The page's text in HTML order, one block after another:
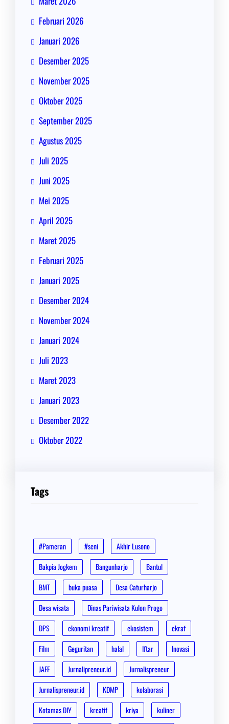
Februari 2026
Januari 2026
Desember 2025
November 2025
Oktober 2025
September 2025
Agustus 2025
Juli 2025
Juni 2025
Mei 2025
April 2025
Maret 2025
Februari 2025
Januari 2025
Desember 2024
November 2024
Januari 2024
Juli 2023
Maret 2023
Januari 2023
Desember 2022
Oktober 2022
Tags
#Pameran #seni
Akhir Lusono
Bakpia Jogkem
Bangunharjo
Bantul
BMT
buka puasa
Desa Caturharjo
Desa wisata
Dinas Pariwisata Kulon Progo
DPS
ekonomi kreatif ekosistem
ekraf
Film
Geguritan halal Iftar
Inovasi
JAFF
Jurnalipreneur.id
Jurnalispreneur
Jurnalispreneur.id
KDMP
kolaborasi
Kotamas DIY
kreatif kriya
kuliner